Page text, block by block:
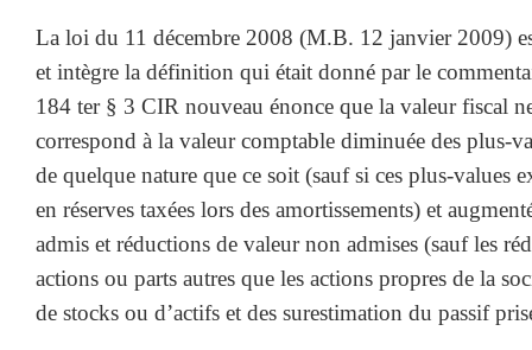
La loi du 11 décembre 2008 (M.B. 12 janvier 2009)
et intègre la définition qui était donné par le
184 ter § 3 CIR nouveau énonce que la valeur fiscal
correspond à la valeur comptable diminuée des plus-
de quelque nature que ce soit (sauf si ces plus-values
en réserves taxées lors des amortissements) et
admis et réductions de valeur non admises (sauf les
actions ou parts autres que les actions propres de la
de stocks ou d’actifs et des surestimation du passif